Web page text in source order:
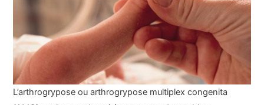
L’arthrogrypose ou arthrogrypose multiplex congenita